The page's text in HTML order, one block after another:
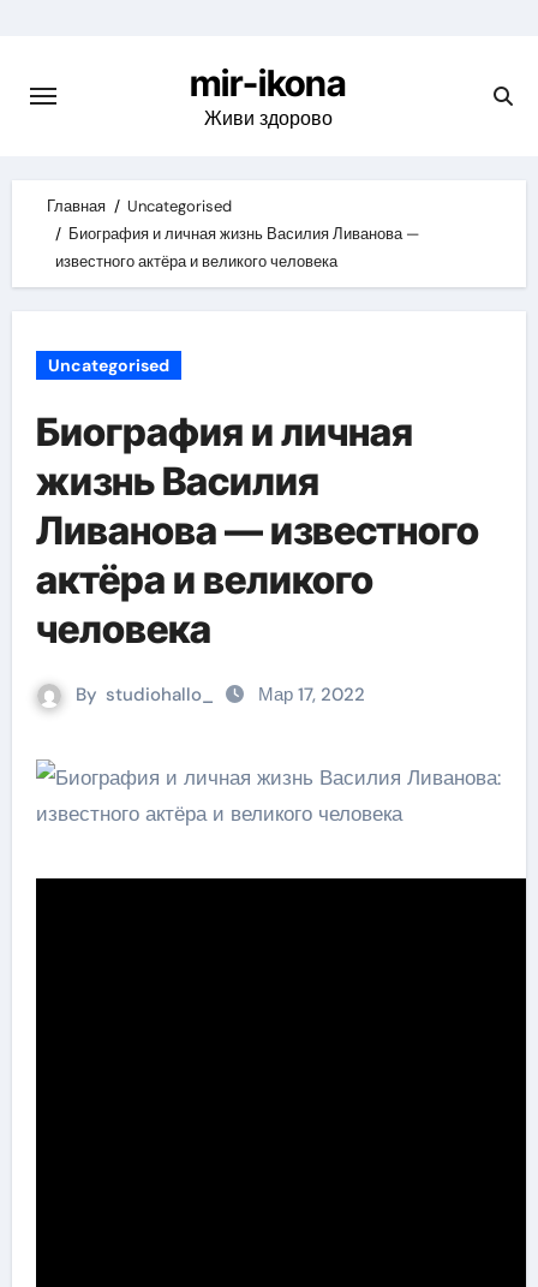
content
mir-ikona
Живи здорово
Главная
Uncategorised
Биография и личная жизнь Василия Ливанова —
известного актёра и великого человека
Uncategorised
Биография и личная
жизнь Василия
Ливанова — известного
актёра и великого
человека
By studiohallo_ Мар 17, 2022